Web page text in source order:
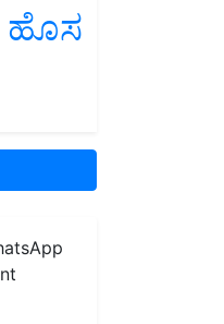
ಹೊಸ